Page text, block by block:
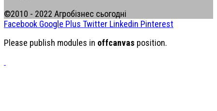
©2010 - 2022 Агробізнес сьогодні
Facebook Google Plus Twitter Linkedin Pinterest
Please publish modules in offcanvas position.